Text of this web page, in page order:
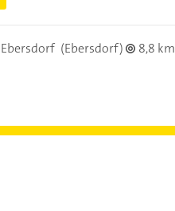
(Ebersdorf)
8,8 km